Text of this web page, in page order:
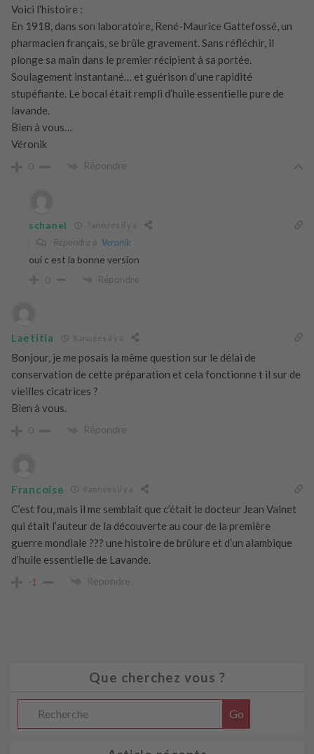
Voici l’histoire :
En 1918, dans son laboratoire, René-Maurice Gattefossé, un
pharmacien français, se brûle gravement. Sans réfléchir, il
plonge sa main dans le premier récipient à sa portée.
Soulagement instantané… et guérison d’une rapidité
stupéfiante. Le bocal était rempli d’huile essentielle pure de
lavande.
Bien à vous…
Véronik
0 Répondre
schanel 7 années il y a
Répondre à Veronik
oui c est la bonne version
0 Répondre
Laetitia 8 années il y a
Bonjour, je me posais la même question sur le délai de
conservation de cette préparation et cela fonctionne t il sur de
vieilles cicatrices ?
Bien à vous.
0 Répondre
Francoise 8 années il y a
C’est fou, mais il me semblait que c’était le docteur Jean Valnet
qui était l’auteur de la découverte au cour de la première
guerre mondiale ??? une histoire de brûlure et d’un alambique
d’huile essentielle de Lavande.
-1 Répondre
Que cherchez vous ?